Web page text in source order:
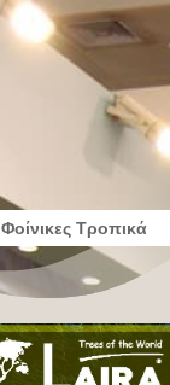
Φοίνικες Τροπικά